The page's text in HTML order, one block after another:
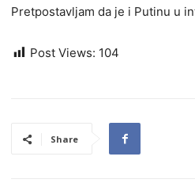
Pretpostavljam da je i Putinu u
Post Views: 104
Share